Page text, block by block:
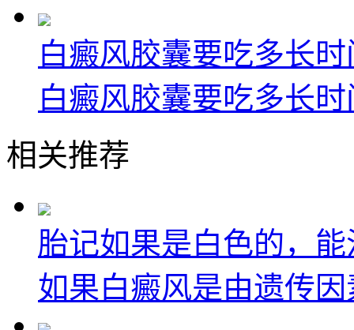
白癜风胶囊要吃多长时
白癜风胶囊要吃多长
相关推荐
胎记如果是白色的，
如果白癜风是由遗传